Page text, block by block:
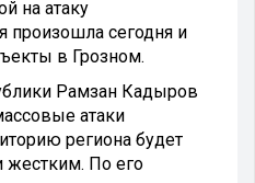
на атаку
произошла сегодня и
в Грозном.
Рамзан Кадыров
атаки
региона будет
жестким. По его